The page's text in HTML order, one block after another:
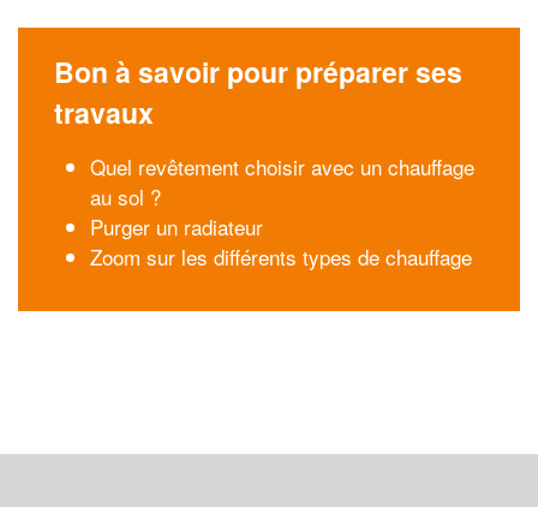
Bon à savoir pour préparer ses
travaux
Quel revêtement choisir avec un chauffage
au sol ?
Purger un radiateur
Zoom sur les différents types de chauffage